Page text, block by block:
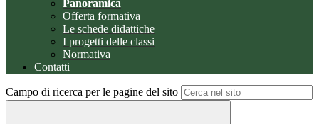
Panoramica
Offerta formativa
Le schede didattiche
I progetti delle classi
Normativa
Contatti
Campo di ricerca per le pagine del sito